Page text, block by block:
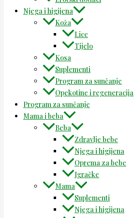
Njega i higijena
Koža
Lice
Tijelo
Kosa
Suplementi
Program za sunčanje
Opekotine i regeneracija
Program za sunčanje
Mama i beba
Beba
Zdravlje bebe
Njega i higijena
Oprema za bebe
Igračke
Mama
Suplementi
Njega i higijena